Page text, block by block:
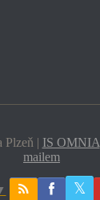
Plzeň | IS OMNIA
mailem